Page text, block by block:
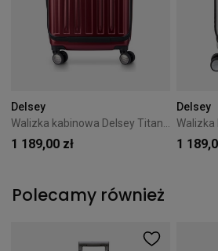
Delsey
1 189,00 zł
Delsey
1
Polecamy również